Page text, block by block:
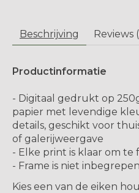
Beschrijving Reviews
Productinformatie
- Digitaal gedrukt op
papier met levendige
details, geschikt voor
of galerijweergave
- Elke print is klaar om te
- Frame is niet inbegrepen
Kies een van de eiken